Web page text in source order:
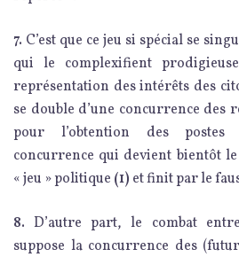
7. C’est que ce jeu si spécial se
qui le complexifient
représentation des intérêts des
se double d’une concurrence des
pour l’obtention des postes
concurrence qui devient bientôt
« jeu » politique (1) et finit par le
8.D’autre part, le combat
suppose la concurrence des